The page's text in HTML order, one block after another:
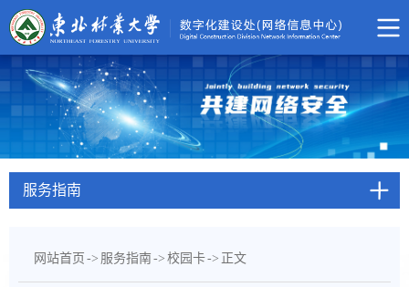
服务指南
网站首页 -> 服务指南-> 校园卡-> 正文